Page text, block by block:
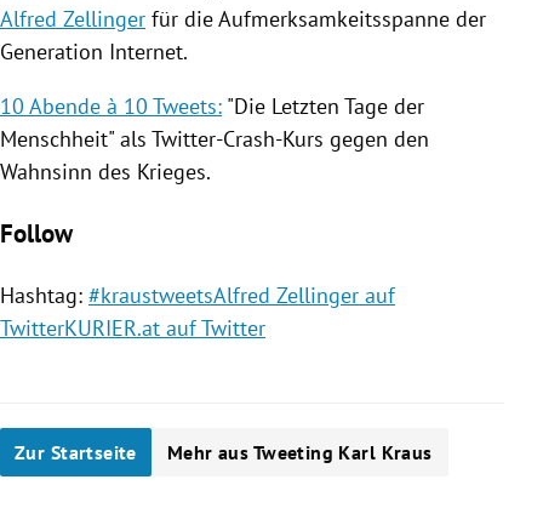
Alfred Zellinger für die Aufmerksamkeitsspanne der
Generation Internet.
10 Abende à 10 Tweets: "Die Letzten Tage der
Menschheit" als Twitter-Crash-Kurs gegen den
Wahnsinn des Krieges.
Follow
Hashtag: #kraustweetsAlfred Zellinger auf
TwitterKURIER.at auf Twitter
Zur Startseite Mehr aus Tweeting Karl Kraus